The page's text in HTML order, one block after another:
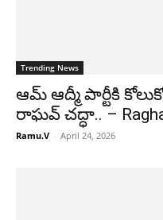
Trending News
ఆమ్ ఆద్మీ పార్టీకి
రాఘవ్ చద్ధా.. –
Ramu.V - April 24, 2026